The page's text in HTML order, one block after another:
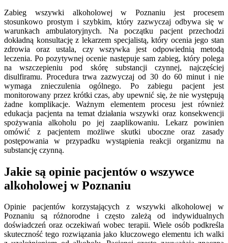
Zabieg wszywki alkoholowej w Poznaniu jest procesem
stosunkowo prostym i szybkim, który zazwyczaj odbywa się w
warunkach ambulatoryjnych. Na początku pacjent przechodzi
dokładną konsultację z lekarzem specjalistą, który ocenia jego stan
zdrowia oraz ustala, czy wszywka jest odpowiednią metodą
leczenia. Po pozytywnej ocenie następuje sam zabieg, który polega
na wszczepieniu pod skórę substancji czynnej, najczęściej
disulfiramu. Procedura trwa zazwyczaj od 30 do 60 minut i nie
wymaga znieczulenia ogólnego. Po zabiegu pacjent jest
monitorowany przez krótki czas, aby upewnić się, że nie występują
żadne komplikacje. Ważnym elementem procesu jest również
edukacja pacjenta na temat działania wszywki oraz konsekwencji
spożywania alkoholu po jej zaaplikowaniu. Lekarz powinien
omówić z pacjentem możliwe skutki uboczne oraz zasady
postępowania w przypadku wystąpienia reakcji organizmu na
substancję czynną.
Jakie są opinie pacjentów o wszywce
alkoholowej w Poznaniu
Opinie pacjentów korzystających z wszywki alkoholowej w
Poznaniu są różnorodne i często zależą od indywidualnych
doświadczeń oraz oczekiwań wobec terapii. Wiele osób podkreśla
skuteczność tego rozwiązania jako kluczowego elementu ich walki